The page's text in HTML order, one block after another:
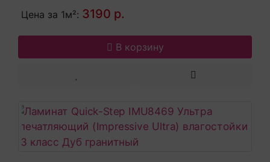
Цена за 1м²: 3190 р.
В корзину